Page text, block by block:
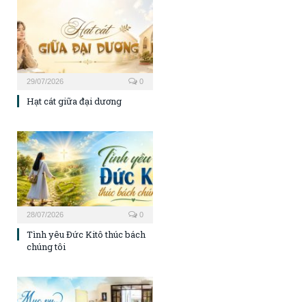
29/07/2026 0
Hạt cát giữa đại dương
28/07/2026 0
Tình yêu Đức Kitô thúc bách
chúng tôi